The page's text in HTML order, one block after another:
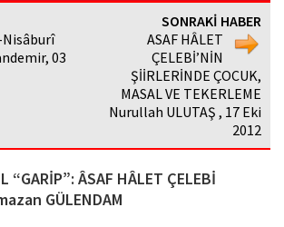
03
SONRAKİ HABER
ASAF HÂLET
ÇELEBİ’NİN
ŞİİRLERİNDE ÇOCUK,
MASAL VE TEKERLEME
Nurullah ULUTAŞ , 17 Eki
2012
“GARİP”: ÂSAF HÂLET ÇELEBİ
GÜLENDAM